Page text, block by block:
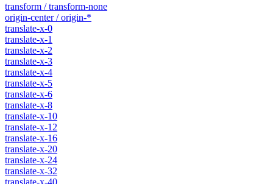
transform / transform-none
origin-center / origin-*
translate-x-0
translate-x-1
translate-x-2
translate-x-3
translate-x-4
translate-x-5
translate-x-6
translate-x-8
translate-x-10
translate-x-12
translate-x-16
translate-x-20
translate-x-24
translate-x-32
translate-x-40